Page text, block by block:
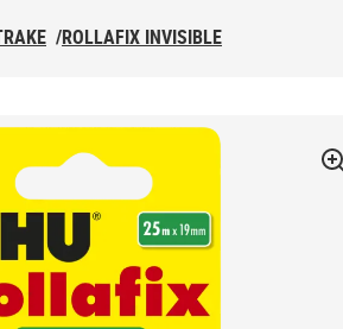
/ROLLAFIX INVISIBLE